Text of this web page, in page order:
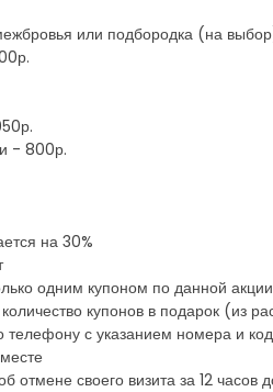
или подбородка (на
- 800р.
на 30%
одним купоном по данной акции
купонов в подарок (из
с указанием номера и
отмене своего визита за 12